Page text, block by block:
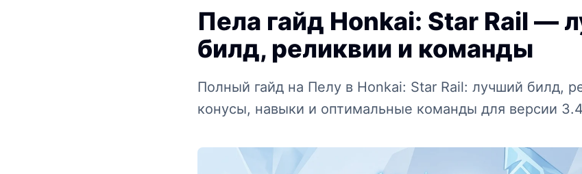
Пела гайд Honkai: Star Rail —
билд, реликвии и команды
Полный гайд на Пелу в Honkai: Star Rail: лучший билд,
конусы, навыки и оптимальные команды для версии